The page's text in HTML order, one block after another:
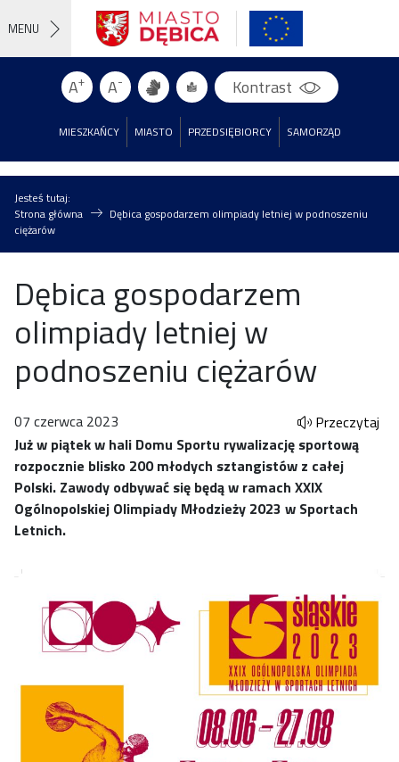
MENU
MIESZKAŃCY MIASTO PRZEDSIĘBIORCY SAMORZĄD
A+ A- Kontrast
Jesteś tutaj:
Strona główna
Dębica gospodarzem olimpiady letniej w podnoszeniu
ciężarów
Dębica gospodarzem
olimpiady letniej w
podnoszeniu ciężarów
07 czerwca 2023
Przeczytaj
Już w piątek w hali Domu Sportu rywalizację sportową
rozpocznie blisko 200 młodych sztangistów z całej
Polski. Zawody odbywać się będą w ramach XXIX
Ogólnopolskiej Olimpiady Młodzieży 2023 w Sportach
Letnich.